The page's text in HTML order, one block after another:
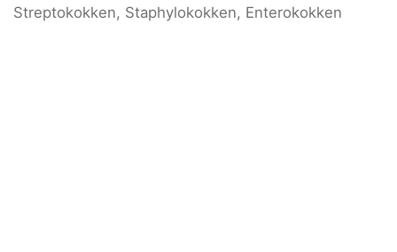
Streptokokken, Staphylokokken, Enterokokken